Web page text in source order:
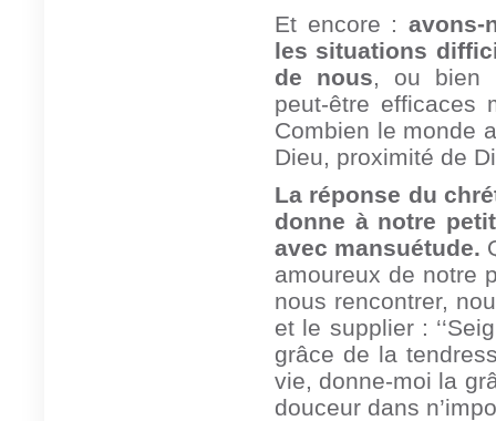
Et encore : avons-
les situations
de nous, ou bien
peut-être efficaces
Combien le monde
Dieu, proximité de
La réponse du
donne à notre
avec mansuétude.
amoureux de notre
nous rencontrer,
et le supplier :
grâce de la
vie, donne-moi la
douceur dans